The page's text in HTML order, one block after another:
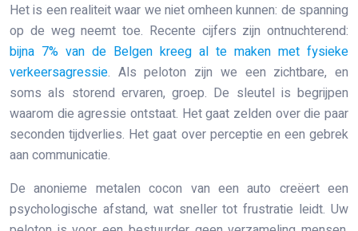
Het is een realiteit waar we niet omheen kunnen: de spanning
op de weg neemt toe. Recente cijfers zijn ontnuchterend:
bijna 7% van de Belgen kreeg al te maken met fysieke
verkeersagressie. Als peloton zijn we een zichtbare, en
soms als storend ervaren, groep. De sleutel is begrijpen
waarom die agressie ontstaat. Het gaat zelden over die paar
seconden tijdverlies. Het gaat over perceptie en een gebrek
aan communicatie.
De anonieme metalen cocon van een auto creëert een
psychologische afstand, wat sneller tot frustratie leidt. Uw